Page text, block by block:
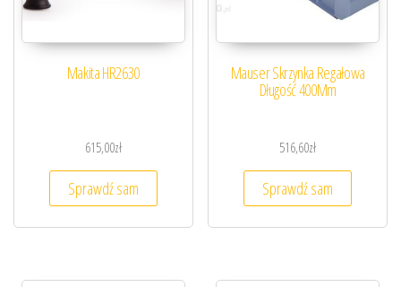
Makita HR2630
615,00zł
Sprawdź sam
Mauser Skrzynka Regałowa
Długość 400Mm
516,60zł
Sprawdź sam